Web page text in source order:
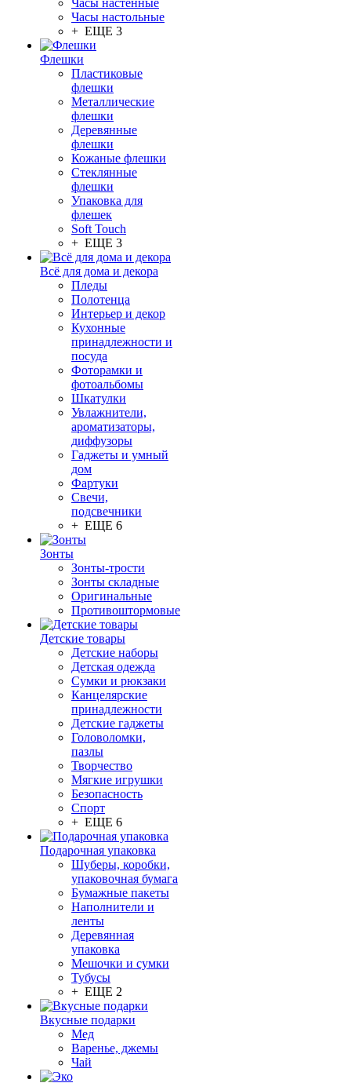
Часы настенные
Часы настольные
+ ЕЩЕ 3
Флешки
Пластиковые
флешки
Металлические
флешки
Деревянные
флешки
Кожаные флешки
Стеклянные
флешки
Упаковка для
флешек
Soft Touch
+ ЕЩЕ 3
Всё для дома и декора
Пледы
Полотенца
Интерьер и декор
Кухонные
принадлежности и
посуда
Фоторамки и
фотоальбомы
Шкатулки
Увлажнители,
ароматизаторы,
диффузоры
Гаджеты и умный
дом
Фартуки
Свечи,
подсвечники
+ ЕЩЕ 6
Зонты
Зонты-трости
Зонты складные
Оригинальные
Противоштормовые
Детские товары
Детские наборы
Детская одежда
Сумки и рюкзаки
Канцелярские
принадлежности
Детские гаджеты
Головоломки,
пазлы
Творчество
Мягкие игрушки
Безопасность
Спорт
+ ЕЩЕ 6
Подарочная упаковка
Шуберы, коробки,
упаковочная бумага
Бумажные пакеты
Наполнители и
ленты
Деревянная
упаковка
Мешочки и сумки
Тубусы
+ ЕЩЕ 2
Вкусные подарки
Мед
Варенье, джемы
Чай